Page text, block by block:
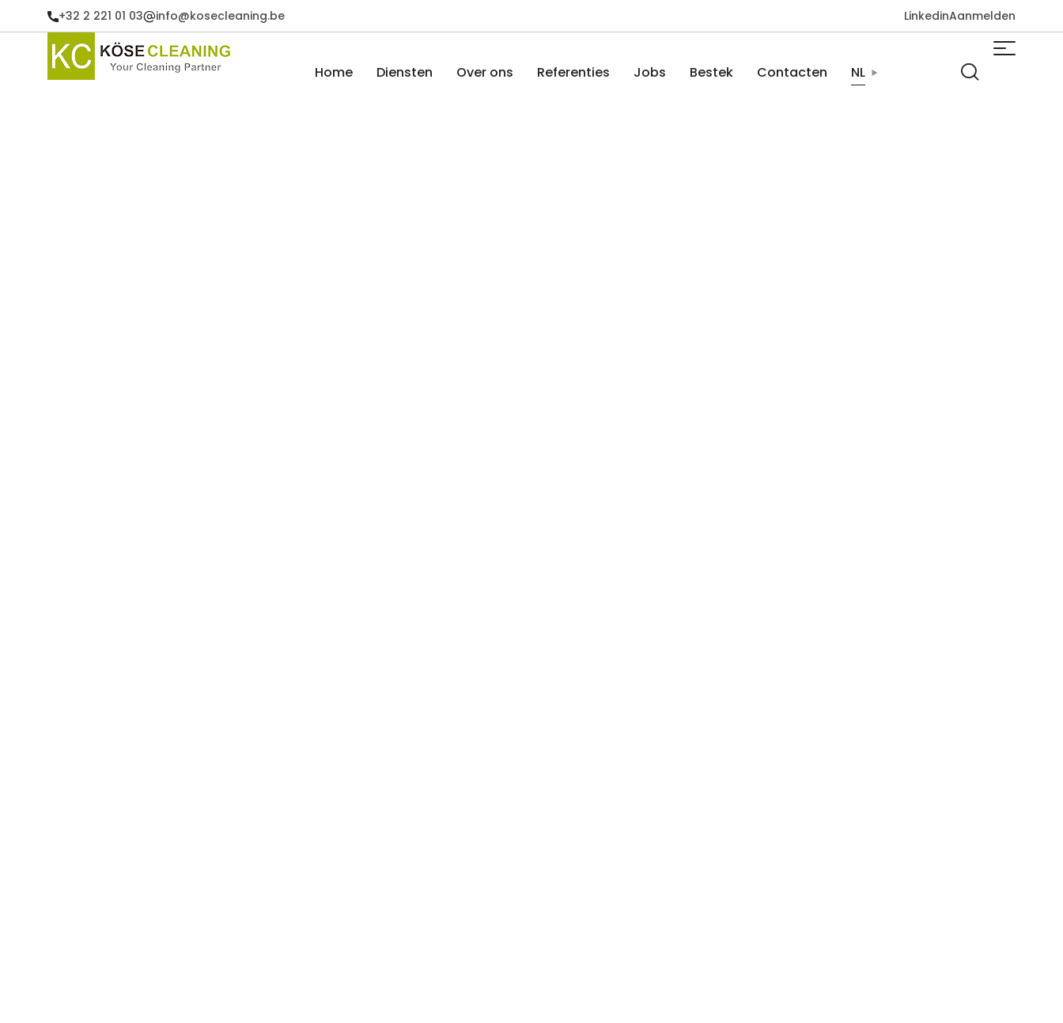
+32 2 221 01 03 info@kosecleaning.be LinkedinAanmelden
Home Diensten Over ons Referenties Jobs Bestek Contacten NL